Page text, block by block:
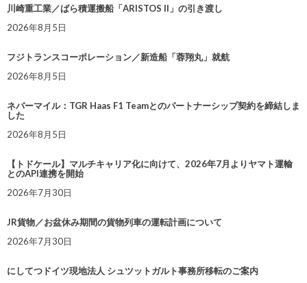
川崎重工業／ばら積運搬船「ARISTOS II」の引き渡し
2026年8月5日
フジトランスコーポレーション／新造船「蓉翔丸」就航
2026年8月5日
ネバーマイル：TGR Haas F1 Teamとのパートナーシップ契約を締結しま
した
2026年8月5日
【トドケール】マルチキャリア化に向けて、2026年7月よりヤマト運輸
とのAPI連携を開始
2026年7月30日
JR貨物／お盆休み期間の貨物列車の運転計画について
2026年7月30日
にしてつドイツ現地法人 シュツットガルト事務所移転のご案内